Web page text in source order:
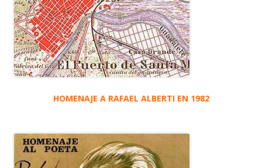
HOMENAJE A RAFAEL ALBERTI EN 1982